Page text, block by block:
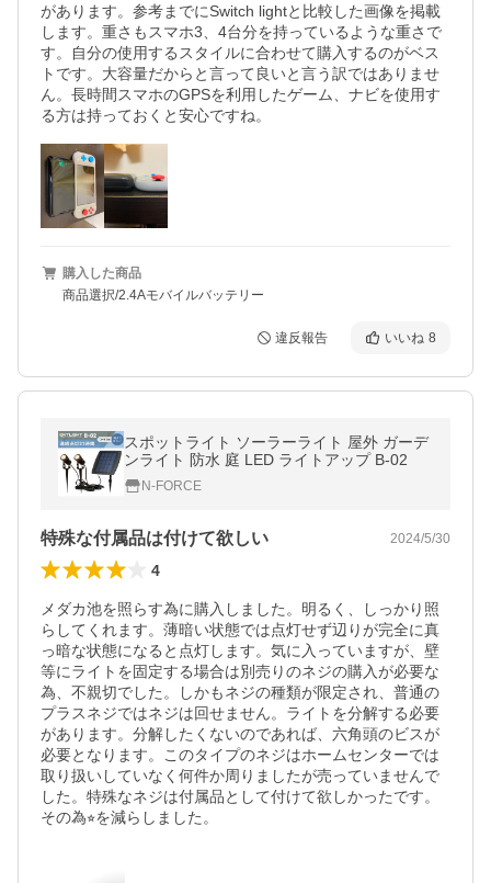
があります。参考までにSwitch lightと比較した画像を掲載
します。重さもスマホ3、4台分を持っているような重さで
す。自分の使用するスタイルに合わせて購入するのがベス
トです。大容量だからと言って良いと言う訳ではありませ
ん。長時間スマホのGPSを利用したゲーム、ナビを使用す
る方は持っておくと安心ですね。
購入した商品
商品選択/2.4Aモバイルバッテリー
違反報告 いいね 8
スポットライト ソーラーライト 屋外 ガーデ
ンライト 防水 庭 LED ライトアップ B-02
N-FORCE
特殊な付属品は付けて欲しい 2024/5/30
4
メダカ池を照らす為に購入しました。明るく、しっかり照
らしてくれます。薄暗い状態では点灯せず辺りが完全に真
っ暗な状態になると点灯します。気に入っていますが、壁
等にライトを固定する場合は別売りのネジの購入が必要な
為、不親切でした。しかもネジの種類が限定され、普通の
プラスネジではネジは回せません。ライトを分解する必要
があります。分解したくないのであれば、六角頭のビスが
必要となります。このタイプのネジはホームセンターでは
取り扱いしていなく何件か周りましたが売っていませんで
した。特殊なネジは付属品として付けて欲しかったです。
その為⭐︎を減らしました。